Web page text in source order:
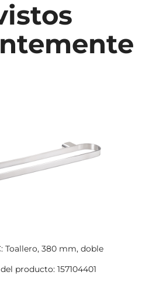
Toallero, 380 mm, doble
producto: 157104401